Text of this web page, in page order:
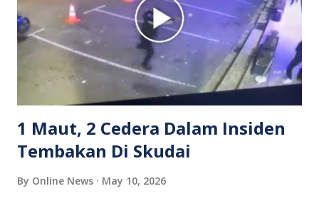
media sosial mengenai insiden tersebut ialah ramai yang
meluahkan rasa marah terhadap tindakan lelaki berkenaan
serta memuji pemandu Grab kerana campur tangan.
Sebahagian netizen turut meminta pihak berkuasa
mengambil tindakan tegas, manakala ada yang bersimpati
terhadap wanita dipercayai menjadi mangs...
1 Maut, 2 Cedera Dalam Insiden
Tembakan Di Skudai
By Online News May 10, 2026